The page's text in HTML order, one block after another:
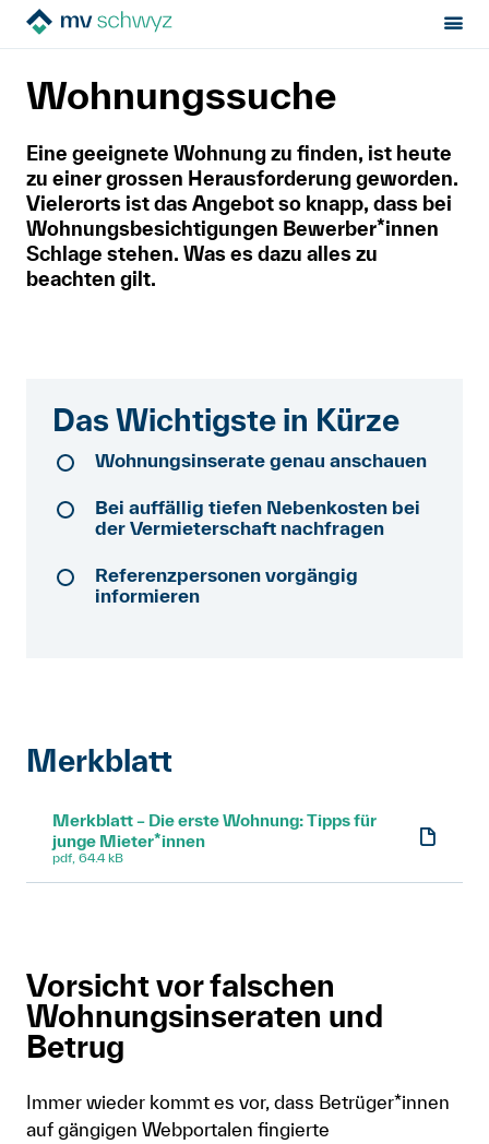
Hilfe von Fachleuten
Politik & Positionen
Newsletter
Mitglied werden
Anmelden
Wohnungssuche
Eine geeignete Wohnung zu finden, ist heute
zu einer grossen Herausforderung geworden.
Vielerorts ist das Angebot so knapp, dass bei
Wohnungsbesichtigungen Bewerber*innen
Schlage stehen. Was es dazu alles zu
beachten gilt.
Das Wichtigste in Kürze
Wohnungsinserate genau anschauen
Bei auffällig tiefen Nebenkosten bei
der Vermieterschaft nachfragen
Referenzpersonen vorgängig
informieren
Merkblatt
Merkblatt – Die erste Wohnung: Tipps für
junge Mieter*innen
pdf, 64.4 kB
Vorsicht vor falschen
Wohnungsinseraten und
Betrug
Immer wieder kommt es vor, dass Betrüger*innen
auf gängigen Webportalen fingierte